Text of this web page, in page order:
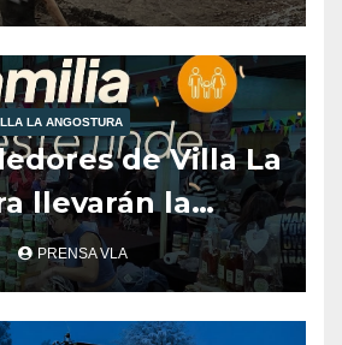
climáticas
en la región
LA ANGOSTURA
de Villa La
llevarán la
local a Tienda
PRENSA VLA